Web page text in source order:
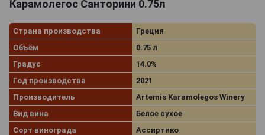
Карамолегос Санторини 0.75л
Страна производства
Греция
Объём
0.75 л
Градус
14.0%
Год производства
2021
Производитель
Artemis Karamolegos Winery
Вид вина
Белое сухое
Сорт винограда
Ассиртико